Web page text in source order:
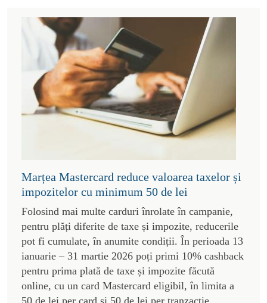
Marțea Mastercard reduce valoarea taxelor și
impozitelor cu minimum 50 de lei
Folosind mai multe carduri înrolate în campanie,
pentru plăți diferite de taxe și impozite, reducerile
pot fi cumulate, în anumite condiții. În perioada 13
ianuarie – 31 martie 2026 poți primi 10% cashback
pentru prima plată de taxe și impozite făcută
online, cu un card Mastercard eligibil, în limita a
50 de lei per card și 50 de lei per tranzacție.